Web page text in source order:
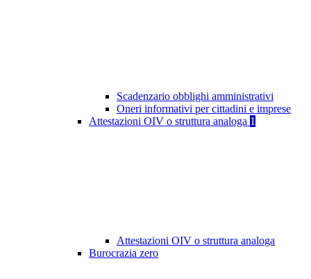
Scadenzario obblighi amministrativi
Oneri informativi per cittadini e imprese
Attestazioni OIV o struttura analoga 1
Attestazioni OIV o struttura analoga
Burocrazia zero